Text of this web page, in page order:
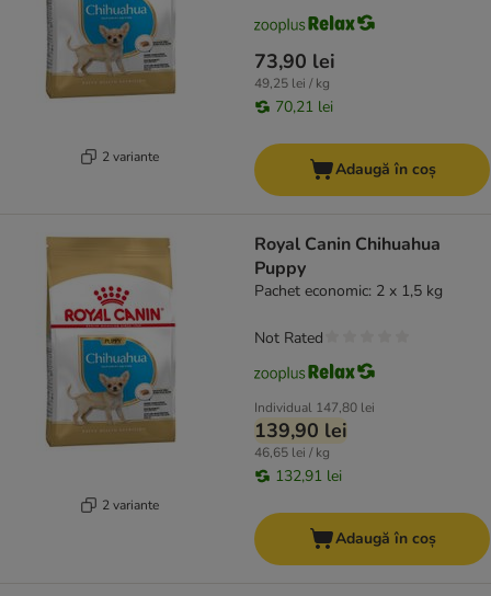
2 variante
73,90 lei
49,25 lei / kg
70,21 lei
Adaugă în coș
2 variante
Royal Canin Chihuahua
Puppy
Pachet economic: 2 x 1,5 kg
Individual 147,80 lei
139,90 lei
46,65 lei / kg
132,91 lei
Not Rated
Adaugă în coș